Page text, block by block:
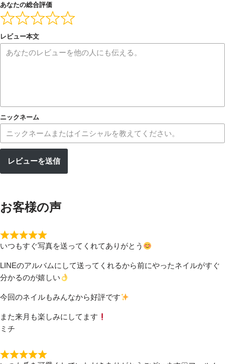
あなたの総合評価
レビュー本文
ニックネーム
レビューを送信
お客様の声
いつもすぐ写真を送ってくれてありがとう
LINEのアルバムにして送ってくれるから前にやったネイルがすぐ
分かるのが嬉しい
今回のネイルもみんなから好評です
また来月も楽しみにしてます
ミチ